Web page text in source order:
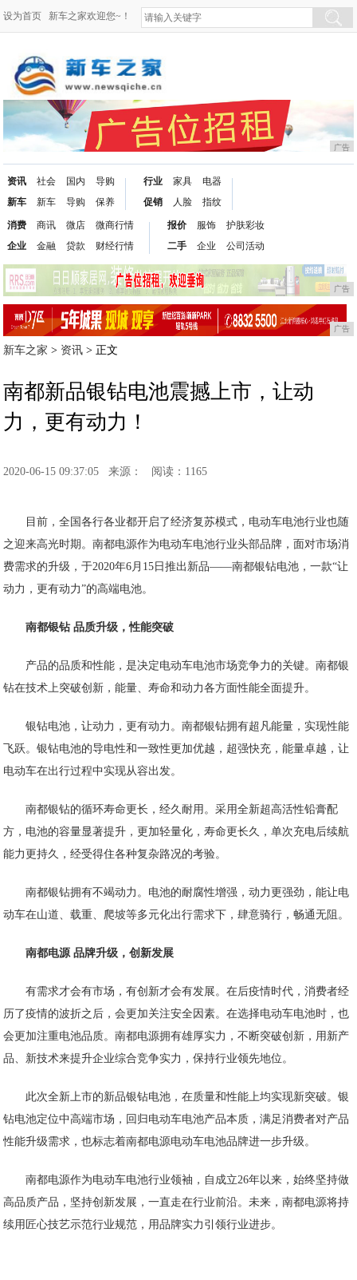
设为首页 新车之家欢迎您~！
广告
资讯
新车
社会
新车
国内
导购
导购
保养
行业
促销
家具
人脸
电器
指纹
消费
企业
商讯
金融
微店
贷款
微商行情
财经行情
报价
二手
服饰
企业
护肤彩妆
公司活动
广告
广告
新车之家 > 资讯 > 正文
南都新品银钻电池震撼上市，让动
力，更有动力！
2020-06-15 09:37:05 来源： 阅读：1165
目前，全国各行各业都开启了经济复苏模式，电动车电池行业也随
之迎来高光时期。南都电源作为电动车电池行业头部品牌，面对市场消
费需求的升级，于2020年6月15日推出新品——南都银钻电池，一款“让
动力，更有动力”的高端电池。
南都银钻 品质升级，性能突破
产品的品质和性能，是决定电动车电池市场竞争力的关键。南都银
钻在技术上突破创新，能量、寿命和动力各方面性能全面提升。
银钻电池，让动力，更有动力。南都银钻拥有超凡能量，实现性能
飞跃。银钻电池的导电性和一致性更加优越，超强快充，能量卓越，让
电动车在出行过程中实现从容出发。
南都银钻的循环寿命更长，经久耐用。采用全新超高活性铅膏配
方，电池的容量显著提升，更加轻量化，寿命更长久，单次充电后续航
能力更持久，经受得住各种复杂路况的考验。
南都银钻拥有不竭动力。电池的耐腐性增强，动力更强劲，能让电
动车在山道、载重、爬坡等多元化出行需求下，肆意骑行，畅通无阻。
南都电源 品牌升级，创新发展
有需求才会有市场，有创新才会有发展。在后疫情时代，消费者经
历了疫情的波折之后，会更加关注安全因素。在选择电动车电池时，也
会更加注重电池品质。南都电源拥有雄厚实力，不断突破创新，用新产
品、新技术来提升企业综合竞争实力，保持行业领先地位。
此次全新上市的新品银钻电池，在质量和性能上均实现新突破。银
钻电池定位中高端市场，回归电动车电池产品本质，满足消费者对产品
性能升级需求，也标志着南都电源电动车电池品牌进一步升级。
南都电源作为电动车电池行业领袖，自成立26年以来，始终坚持做
高品质产品，坚持创新发展，一直走在行业前沿。未来，南都电源将持
续用匠心技艺示范行业规范，用品牌实力引领行业进步。